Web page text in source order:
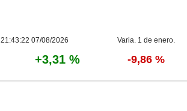
21:43:22 07/08/2026 Varia. 1 de enero.
+3,31 % -9,86 %